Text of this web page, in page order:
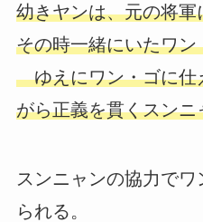
幼きヤンは、元の将
その時一緒にいたワ
ゆえにワン・ゴに仕
がら正義を貫くスンニ
スンニャンの協力で
られる。